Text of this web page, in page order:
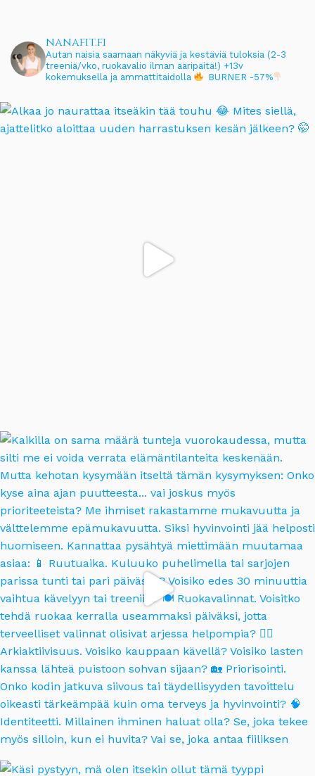
nanafit.fi
Autan naisia saamaan näkyviä ja kestäviä tuloksia (2-3
treeniä/vko, ruokavalio ilman ääripäitä!) +13v
kokemuksella ja ammattitaidolla
BURNER -57%